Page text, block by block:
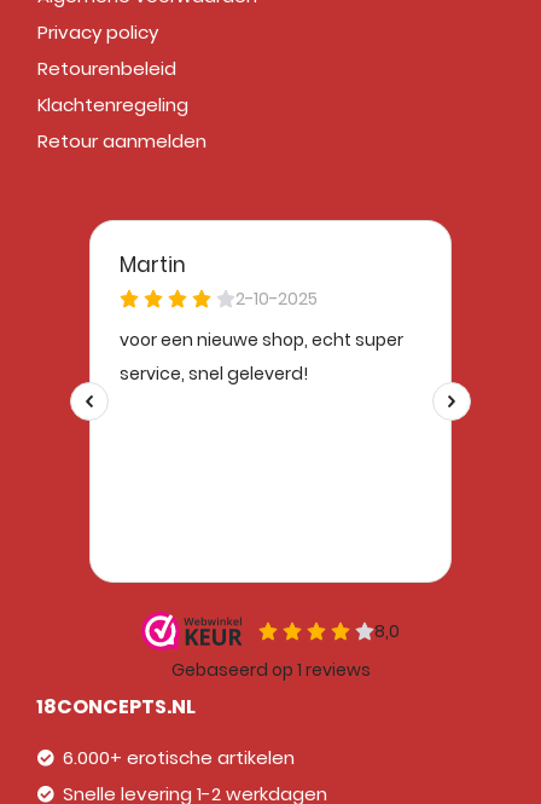
Privacy policy
Retourenbeleid
Klachtenregeling
Retour aanmelden
18CONCEPTS.NL
6.000+ erotische artikelen
Snelle levering 1-2 werkdagen